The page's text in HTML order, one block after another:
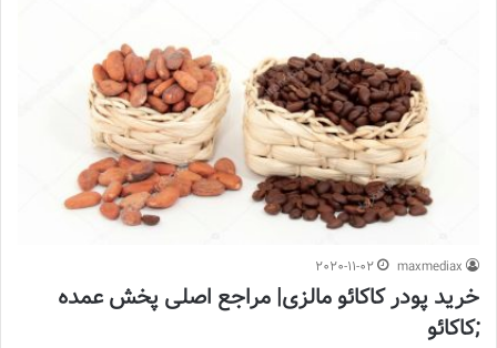
maxmediax
2020-11-02
خرید پودر کاکائو مالزی| مراجع اصلی پخش عمده
;کاکائو